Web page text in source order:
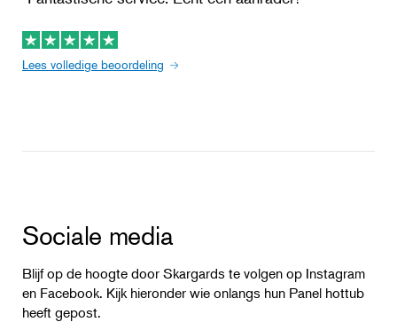
Lees volledige beoordeling
Sociale media
Blijf op de hoogte door Skargards te volgen op Instagram
en Facebook. Kijk hieronder wie onlangs hun Panel hottub
heeft gepost.